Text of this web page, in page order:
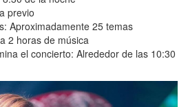
previo
Aproximadamente 25 temas
2 horas de música
el concierto: Alrededor de las 10:30